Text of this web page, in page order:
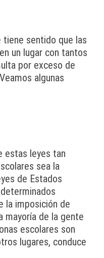
tiene sentido que las
un lugar con tantos
por exceso de
algunas
estas leyes tan
sea la
de Estados
la imposición de
mayoría de la gente
escolares son
lugares, conduce